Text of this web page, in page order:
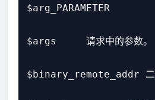
$arg_PARAMETER        客
$args     请求中的参数。
$binary_remote_addr 二